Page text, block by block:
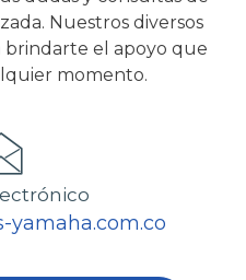
Nuestros diversos
brindarte el apoyo que
momento.
yamaha.com.co